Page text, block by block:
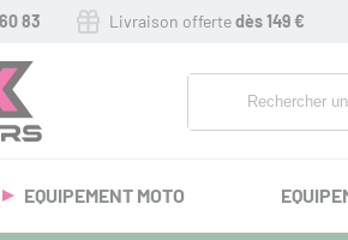
83 Livraison offertedès 149 €
EQUIPEMENT MOTO